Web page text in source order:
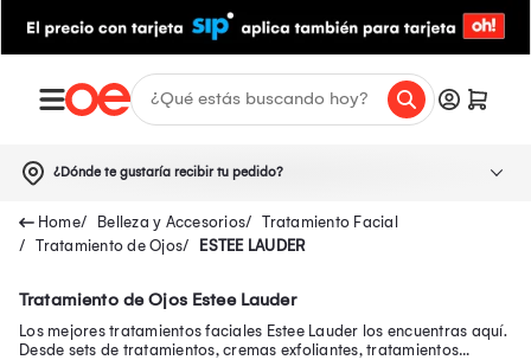
¿Dónde te gustaría recibir tu pedido?
Belleza y Accesorios
Tratamiento Facial
Tratamiento de Ojos
ESTEE LAUDER
Tratamiento de Ojos Estee Lauder
Los mejores tratamientos faciales Estee Lauder los encuentras aquí.
Desde sets de tratamientos, cremas exfoliantes, tratamientos